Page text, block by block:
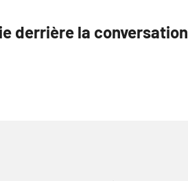
derrière la conversation